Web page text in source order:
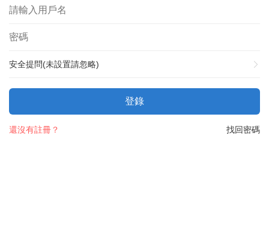
安全提問(未設置請忽略)
登錄
找回密碼
還沒有註冊？